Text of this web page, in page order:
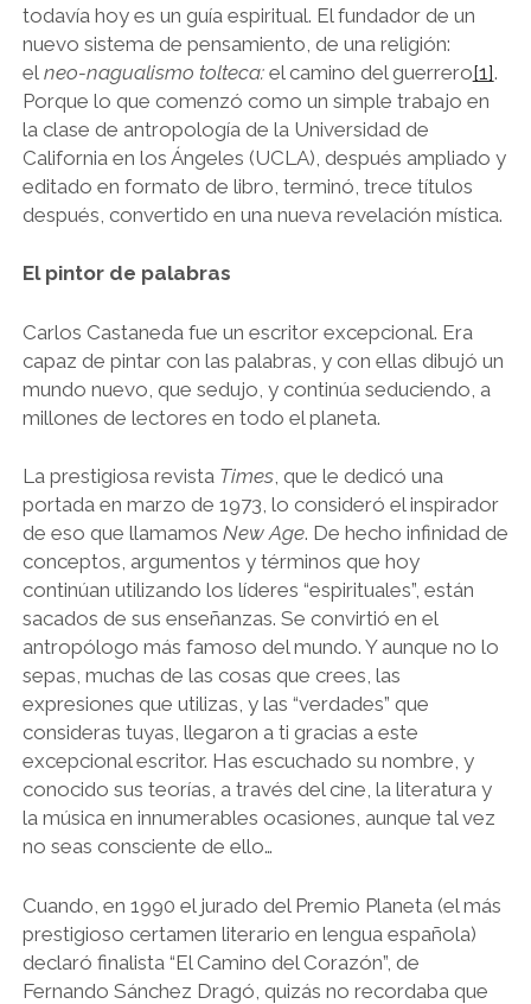
todavía hoy es un guía espiritual. El fundador de un
nuevo sistema de pensamiento, de una religión:
el neo-nagualismo tolteca:el camino del guerrero[1].
Porque lo que comenzó como un simple trabajo en
la clase de antropología de la Universidad de
California en los Ángeles (UCLA), después ampliado y
editado en formato de libro, terminó, trece títulos
después, convertido en una nueva revelación mística.
El pintor de palabras
Carlos Castaneda fue un escritor excepcional. Era
capaz de pintar con las palabras, y con ellas dibujó un
mundo nuevo, que sedujo, y continúa seduciendo, a
millones de lectores en todo el planeta.
La prestigiosa revista Times, que le dedicó una
portada en marzo de 1973, lo consideró el inspirador
de eso que llamamos New Age. De hecho infinidad de
conceptos, argumentos y términos que hoy
continúan utilizando los líderes “espirituales”, están
sacados de sus enseñanzas. Se convirtió en el
antropólogo más famoso del mundo. Y aunque no lo
sepas, muchas de las cosas que crees, las
expresiones que utilizas, y las “verdades” que
consideras tuyas, llegaron a ti gracias a este
excepcional escritor. Has escuchado su nombre, y
conocido sus teorías, a través del cine, la literatura y
la música en innumerables ocasiones, aunque tal vez
no seas consciente de ello…
Cuando, en 1990 el jurado del Premio Planeta (el más
prestigioso certamen literario en lengua española)
declaró finalista “El Camino del Corazón”, de
Fernando Sánchez Dragó, quizás no recordaba que